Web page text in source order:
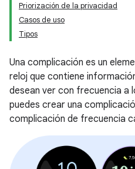
Priorización de la privacidad
Casos de uso
Tipos
Una complicación es un
reloj que contiene
desean ver con frecuencia a
puedes crear una
complicación de frecuencia